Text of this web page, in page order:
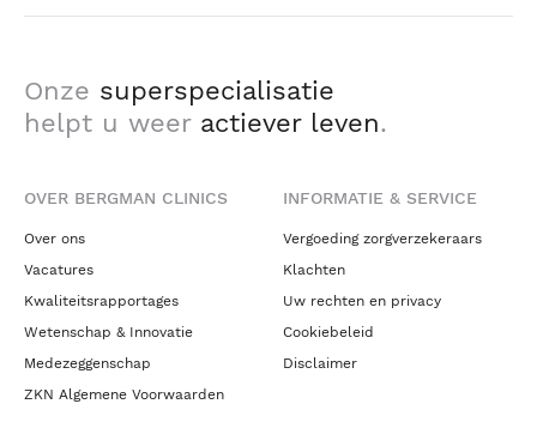
Onze superspecialisatie
helpt u weer actiever leven.
OVER BERGMAN CLINICS
Over ons
Vacatures
Kwaliteitsrapportages
Wetenschap & Innovatie
Medezeggenschap
ZKN Algemene Voorwaarden
INFORMATIE & SERVICE
Vergoeding zorgverzekeraars
Klachten
Uw rechten en privacy
Cookiebeleid
Disclaimer